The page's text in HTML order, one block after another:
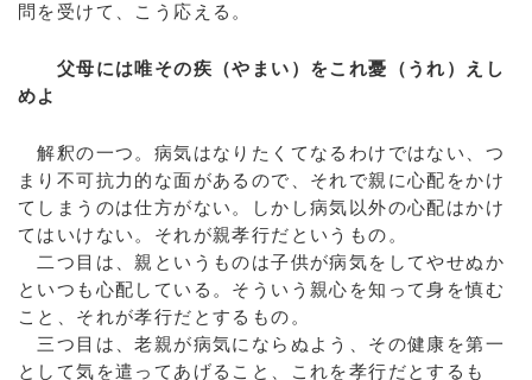
問を受けて、こう応える。
父母には唯その疾（やまい）をこれ憂（うれ）えし
めよ
解釈の一つ。病気はなりたくてなるわけではない、つ
まり不可抗力的な面があるので、それで親に心配をかけ
てしまうのは仕方がない。しかし病気以外の心配はかけ
てはいけない。それが親孝行だというもの。
二つ目は、親というものは子供が病気をしてやせぬか
といつも心配している。そういう親心を知って身を慎む
こと、それが孝行だとするもの。
三つ目は、老親が病気にならぬよう、その健康を第一
として気を遣ってあげること、これを孝行だとするも